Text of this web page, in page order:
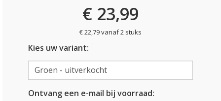
€ 23,99
€ 22,79 vanaf 2 stuks
Kies uw variant:
Ontvang een e-mail bij voorraad: